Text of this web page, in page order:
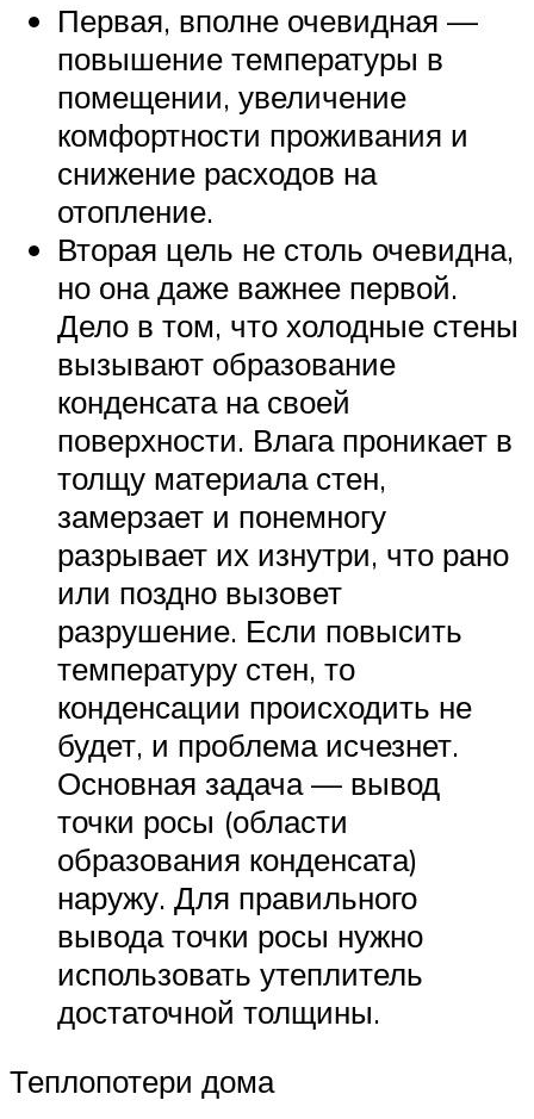
Первая, вполне очевидная —
повышение температуры в
помещении, увеличение
комфортности проживания и
снижение расходов на
отопление.
Вторая цель не столь очевидна,
но она даже важнее первой.
Дело в том, что холодные стены
вызывают образование
конденсата на своей
поверхности. Влага проникает в
толщу материала стен,
замерзает и понемногу
разрывает их изнутри, что рано
или поздно вызовет
разрушение. Если повысить
температуру стен, то
конденсации происходить не
будет, и проблема исчезнет.
Основная задача — вывод
точки росы (области
образования конденсата)
наружу. Для правильного
вывода точки росы нужно
использовать утеплитель
достаточной толщины.
Теплопотери дома